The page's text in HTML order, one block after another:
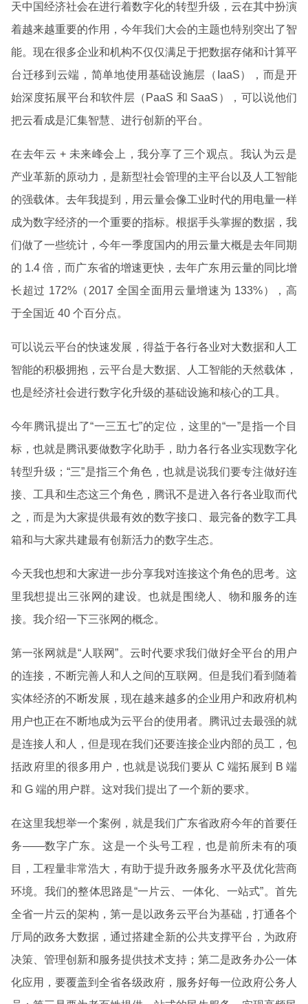
天中国经济社会在进行着数字化的转型升级，云在其中扮演
着越来越重要的作用，今年我们大会的主题也特别突出了智
能。现在很多企业和机构不仅仅满足于把数据存储和计算平
台迁移到云端，简单地使用基础设施层（IaaS），而是开
始深度拓展平台和软件层（PaaS 和 SaaS），可以说他们
把云看成是汇集智慧、进行创新的平台。
在去年云 + 未来峰会上，我分享了三个观点。我认为云是
产业革新的原动力，是新型社会管理的主平台以及人工智能
的强载体。去年我提到，用云量会像工业时代的用电量一样
成为数字经济的一个重要的指标。根据手头掌握的数据，我
们做了一些统计，今年一季度国内的用云量大概是去年同期
的 1.4 倍，而广东省的增速更快，去年广东用云量的同比增
长超过 172%（2017 全国全面用云量增速为 133%），高
于全国近 40 个百分点。
可以说云平台的快速发展，得益于各行各业对大数据和人工
智能的积极拥抱，云平台是大数据、人工智能的天然载体，
也是经济社会进行数字化升级的基础设施和核心的工具。
今年腾讯提出了“一三五七”的定位，这里的“一”是指一个目
标，也就是腾讯要做数字化助手，助力各行各业实现数字化
转型升级；“三”是指三个角色，也就是说我们要专注做好连
接、工具和生态这三个角色，腾讯不是进入各行各业取而代
之，而是为大家提供最有效的数字接口、最完备的数字工具
箱和与大家共建最有创新活力的数字生态。
今天我也想和大家进一步分享我对连接这个角色的思考。这
里我想提出三张网的建设。也就是围绕人、物和服务的连
接。我介绍一下三张网的概念。
第一张网就是“人联网”。云时代要求我们做好全平台的用户
的连接，不断完善人和人之间的互联网。但是我们看到随着
实体经济的不断发展，现在越来越多的企业用户和政府机构
用户也正在不断地成为云平台的使用者。腾讯过去最强的就
是连接人和人，但是现在我们还要连接企业内部的员工，包
括政府里的很多用户，也就是说我们要从 C 端拓展到 B 端
和 G 端的用户群。这对我们提出了一个新的要求。
在这里我想举一个案例，就是我们广东省政府今年的首要任
务——数字广东。这是一个头号工程，也是前所未有的项
目，工程量非常浩大，有助于提升政务服务水平及优化营商
环境。我们的整体思路是“一片云、一体化、一站式”。首先
全省一片云的架构，第一是以政务云平台为基础，打通各个
厅局的政务大数据，通过搭建全新的公共支撑平台，为政府
决策、管理创新和服务提供技术支持；第二是政务办公一体
化应用，要覆盖到全省各级政府，服务好每一位政府公务人